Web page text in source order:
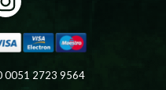
0051 2723 9564